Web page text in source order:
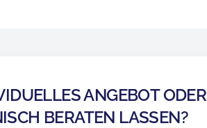
ANGEBOT ODER
BERATEN LASSEN?